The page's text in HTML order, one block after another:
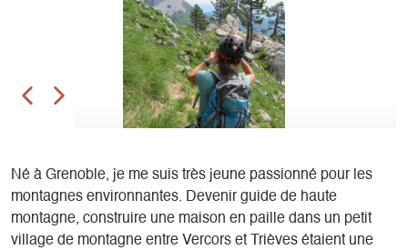
Né à Grenoble, je me suis très jeune passionné pour les
montagnes environnantes. Devenir guide de haute
montagne, construire une maison en paille dans un petit
village de montagne entre Vercors et Trièves étaient une